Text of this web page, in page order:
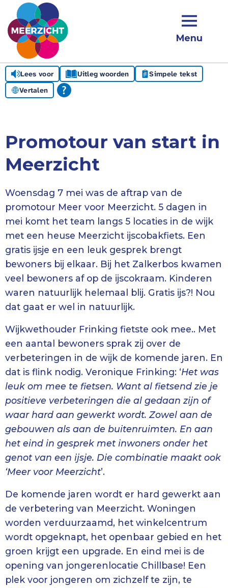
Menu
Lees voor Uitleg woorden
Simpele tekst
Vertalen
Promotour van start in
Meerzicht
Woensdag 7 mei was de aftrap van de
promotour Meer voor Meerzicht. 5 dagen in
mei komt het team langs 5 locaties in de wijk
met een heuse Meerzicht ijscobakfiets. Een
gratis ijsje en een leuk gesprek brengt
bewoners bij elkaar. Bij het Zalkerbos kwamen
veel bewoners af op de ijscokraam. Kinderen
waren natuurlijk helemaal blij. Gratis ijs?! Nou
dat gaat er wel in natuurlijk.
Wijkwethouder Frinking fietste ook mee.. Met
een aantal bewoners sprak zij over de
verbeteringen in de wijk de komende jaren. En
dat is flink nodig. Veronique Frinking: ‘Het was
leuk om mee te fietsen. Want al fietsend zie je
positieve verbeteringen die al gedaan zijn of
waar hard aan gewerkt wordt. Zowel aan de
gebouwen als aan de buitenruimten. En aan
het eind in gesprek met inwoners onder het
genot van een ijsje. Die combinatie maakt ook
‘Meer voor Meerzicht’.
De komende jaren wordt er hard gewerkt aan
de verbetering van Meerzicht. Woningen
worden verduurzaamd, het winkelcentrum
wordt opgeknapt, het openbaar gebied en het
groen krijgt een upgrade. En eind mei is de
opening van jongerenlocatie Chillbase! Een
plek voor jongeren om zichzelf te zijn, te